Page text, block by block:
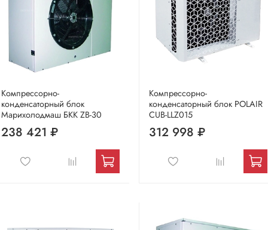
Компрессорно-
конденсаторный блок
Марихолодмаш БКК ZB-30
238 421 ₽
Компрессорно-
конденсаторный блок POLAIR
CUB-LLZ015
312 998 ₽